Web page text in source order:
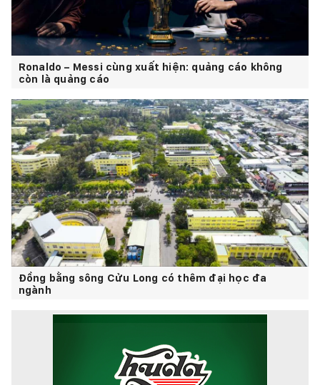
Ronaldo – Messi cùng xuất hiện: quảng cáo không
còn là quảng cáo
Đồng bằng sông Cửu Long có thêm đại học đa
ngành